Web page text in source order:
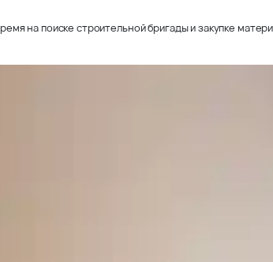
на поиске строительной бригады и закупке